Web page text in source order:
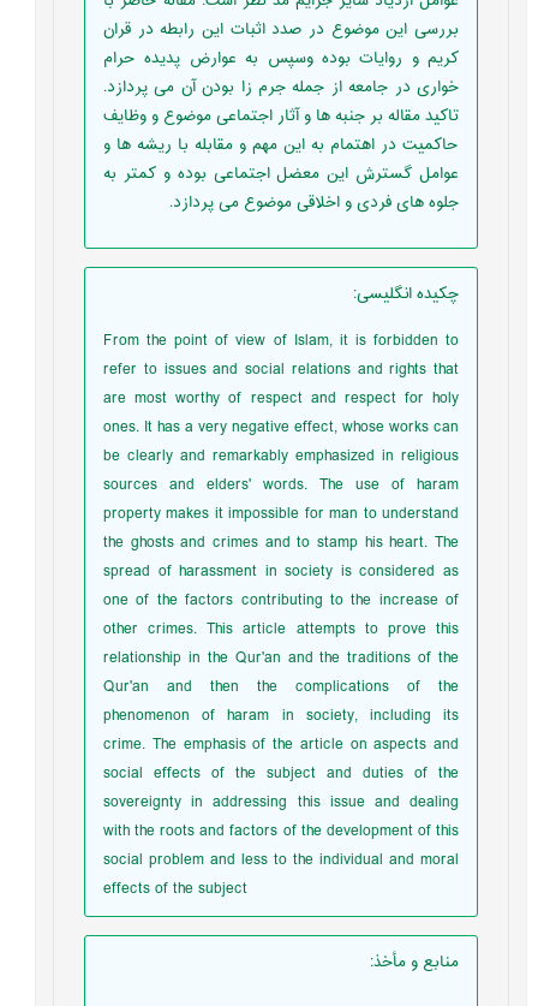
بررسی این موضوع در صدد اثبات این رابطه در قران
کریم و روایات بوده وسپس به عوارض پدیده حرام
خواری در جامعه از جمله جرم زا بودن آن می پردازد.
تاکید مقاله بر جنبه ها و آثار اجتماعی موضوع و وظایف
حاکمیت در اهتمام به این مهم و مقابله با ریشه ها و
عوامل گسترش این معضل اجتماعی بوده و کمتر به
جلوه های فردی و اخلاقی موضوع می پردازد.
چکیده انگلیسی:
From the point of view of Islam, it is forbidden to
refer to issues and social relations and rights that
are most worthy of respect and respect for holy
ones. It has a very negative effect, whose works can
be clearly and remarkably emphasized in religious
sources and elders' words. The use of haram
property makes it impossible for man to understand
the ghosts and crimes and to stamp his heart. The
spread of harassment in society is considered as
one of the factors contributing to the increase of
other crimes. This article attempts to prove this
relationship in the Qur'an and the traditions of the
Qur'an and then the complications of the
phenomenon of haram in society, including its
crime. The emphasis of the article on aspects and
social effects of the subject and duties of the
sovereignty in addressing this issue and dealing
with the roots and factors of the development of this
social problem and less to the individual and moral
effects of the subject
منابع و مأخذ: